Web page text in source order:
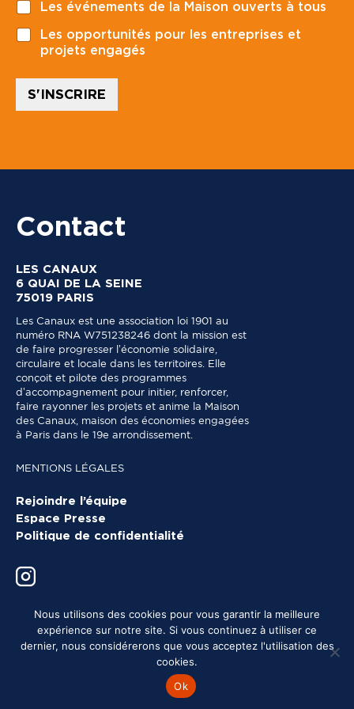
s
t
a
Les événements de la Maison ouverts à tous
Les opportunités pour les entreprises et
projets engagés
S'INSCRIRE
Contact
LES CANAUX
6 QUAI DE LA SEINE
75019 PARIS
Les Canaux est une association loi 1901 au
numéro RNA W751238246 dont la mission est
de faire progresser l’économie solidaire,
circulaire et locale dans les territoires. Elle
conçoit et pilote des programmes
d’accompagnement pour initier, renforcer,
faire rayonner les projets et anime la Maison
des Canaux, maison des économies engagées
à Paris dans le 19e arrondissement.
MENTIONS LÉGALES
Rejoindre l’équipe
Espace Presse
Politique de confidentialité
Nous utilisons des cookies pour vous garantir la meilleure
expérience sur notre site. Si vous continuez à utiliser ce
dernier, nous considérerons que vous acceptez l'utilisation des
cookies.
Ok